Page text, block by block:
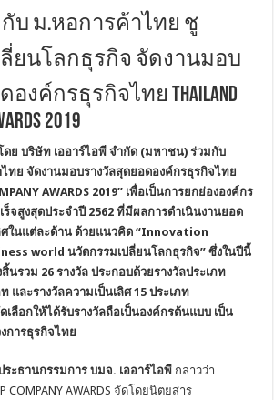
วมกับ ม.หอการค้าไทย ชู
ยนโลกธุรกิจ จัดงานมอบ
งค์กรธุรกิจไทย THAILAND
2019
โดย บริษัท เออาร์ไอพี จำกัด (มหาชน) ร่วมกับ
ทย จัดงานมอบรางวัลสุดยอดองค์กรธุรกิจไทย
AWARDS 2019” เพื่อเป็นการยกย่ององค์กร
จสูงสุดประจำปี 2562 ที่มีผลการดำเนินงานยอด
ในแต่ละด้าน ด้วยแนวคิด “Innovation
worldนวัตกรรมเปลี่ยนโลกธุรกิจ”ซึ่งในปีนี้
สิ้นรวม 26 รางวัล ประกอบด้วยรางวัลประเภท
และรางวัลความเป็นเลิศ 15 ประเภท
ลือกให้ได้รับรางวัลถือเป็นองค์กรต้นแบบ เป็น
ารธุรกิจไทย
ะธานกรรมการ บมจ. เออาร์ไอพี กล่าวว่า
COMPANY AWARDS จัดโดยนิตยสาร